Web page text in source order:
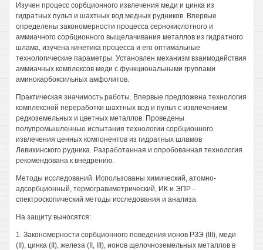
Изучен процесс сорбционного извлечения меди и цинка из
гидратных пульп и шахтных вод медных рудников. Впервые
определены закономерности процесса сернокислотного и
аммиачного сорбционного выщелачивания металлов из гидратного
шлама, изучена кинетика процесса и его оптимальные
технологические параметры. Установлен механизм взаимодействия
аммиачных комплексов меди с функциональными группами
аминокарбоксильных амфолитов.
Практическая значимость работы. Впервые предложена технология
комплексной переработки шахтных вод и пульп с извлечением
редкоземельных и цветных металлов. Проведены
полупромышленные испытания технологии сорбционного
извлечения ценных компонентов из гидратных шламов
Левихинского рудника. Разработанная и опробованная технология
рекомендована к внедрению.
Методы исследований. Использованы химический, атомно-
адсорбционный, термогравиметрический, ИК и ЭПР -
спектроскопический методы исследования и анализа.
На защиту выносятся:
1. Закономерности сорбционного поведения ионов РЗЭ (III), меди
(II), цинка (II), железа (II, III), ионов щелочноземельных металлов в